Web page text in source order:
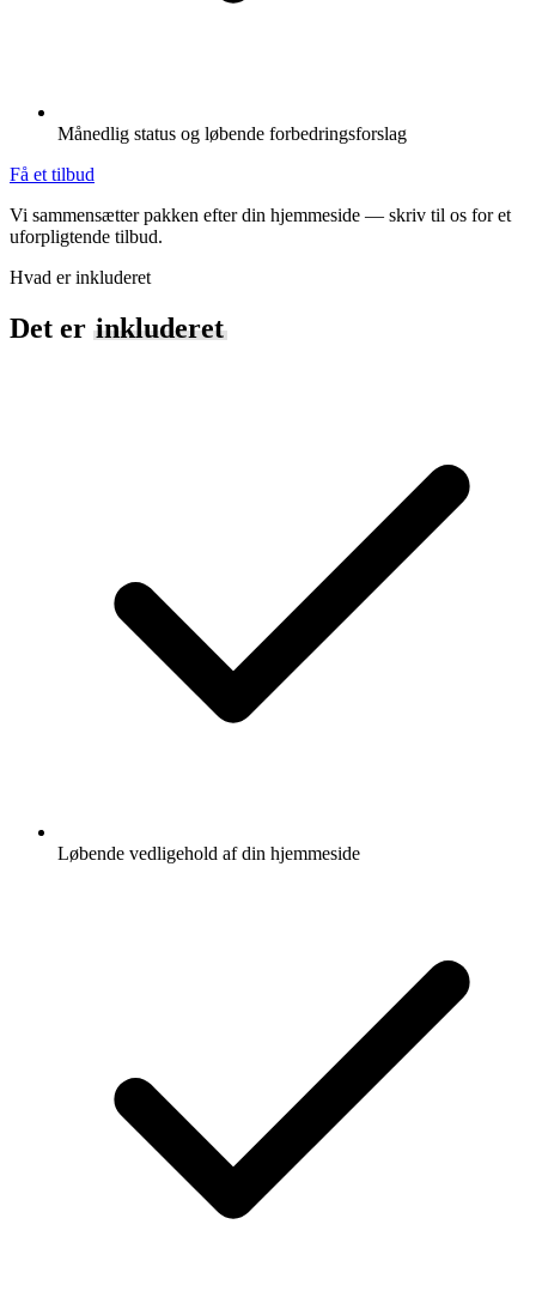
Månedlig status og løbende forbedringsforslag
Få et tilbud
Vi sammensætter pakken efter din hjemmeside — skriv til os for et
uforpligtende tilbud.
Hvad er inkluderet
Det er inkluderet
Løbende vedligehold af din hjemmeside